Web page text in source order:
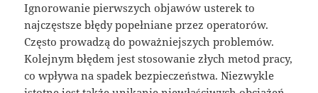
Ignorowanie pierwszych objawów usterek to
najczęstsze błędy popełniane przez operatorów.
Często prowadzą do poważniejszych problemów.
Kolejnym błędem jest stosowanie złych metod pracy,
co wpływa na spadek bezpieczeństwa. Niezwykle